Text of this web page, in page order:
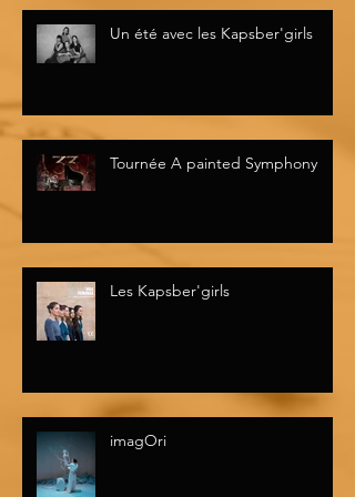
Un été avec les Kapsber'girls
Tournée A painted Symphony
Les Kapsber'girls
imagOri